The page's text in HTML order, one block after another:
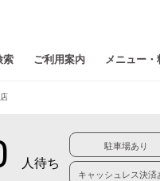
索 ご利用案内 メニュー・
駐車場あり
キャッシュレス決済